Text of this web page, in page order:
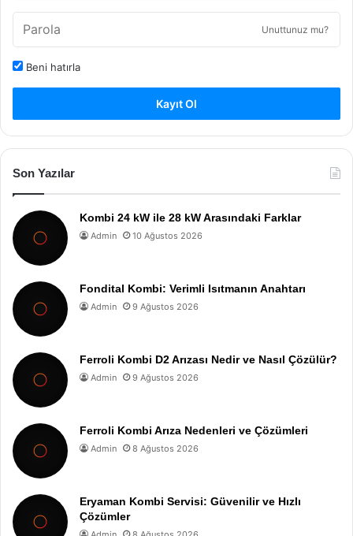
Unuttunuz mu?
Beni hatırla
Kayıt Ol
Son Yazılar
Kombi 24 kW ile 28 kW Arasındaki Farklar
Admin 10 Ağustos 2026
Fondital Kombi: Verimli Isıtmanın Anahtarı
Admin 9 Ağustos 2026
Ferroli Kombi D2 Arızası Nedir ve Nasıl Çözülür?
Admin 9 Ağustos 2026
Ferroli Kombi Arıza Nedenleri ve Çözümleri
Admin 8 Ağustos 2026
Eryaman Kombi Servisi: Güvenilir ve Hızlı
Çözümler